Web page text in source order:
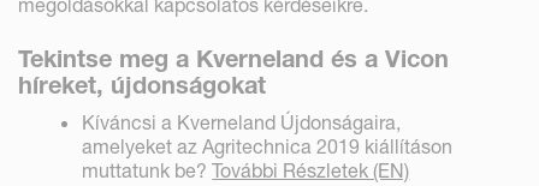
megoldásokkal kapcsolatos kérdéseikre.
Tekintse meg a Kverneland és a Vicon
híreket, újdonságokat
Kíváncsi a Kverneland Újdonságaira,
amelyeket az Agritechnica 2019 kiállításon
muttatunk be?További Részletek (EN)